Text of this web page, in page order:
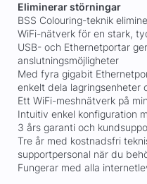
Eliminerar störningar
BSS Colouring-teknik
WiFi-nätverk för en stark,
USB- och Ethernetportar
anslutningsmöjligheter
Med fyra gigabit
enkelt dela lagringsenheter
Ett WiFi-meshnätverk på
Intuitiv enkel konfiguration
3 års garanti och
Tre år med kostnadsfri
supportpersonal när du
Fungerar med alla